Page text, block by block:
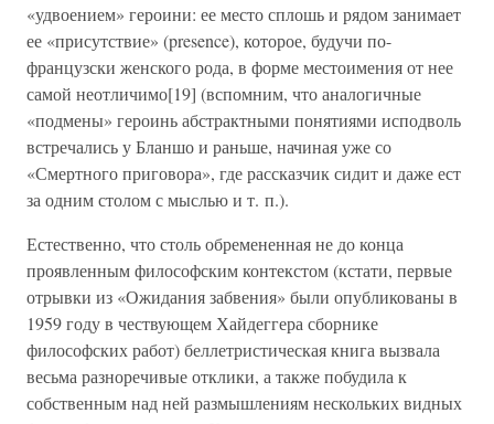
«удвоением» героини: ее место сплошь и рядом занимает
ее «присутствие» (presence), которое, будучи по-
французски женского рода, в форме местоимения от нее
самой неотличимо[19] (вспомним, что аналогичные
«подмены» героинь абстрактными понятиями исподволь
встречались у Бланшо и раньше, начиная уже со
«Смертного приговора», где рассказчик сидит и даже ест
за одним столом с мыслью и т. п.).
Естественно, что столь обремененная не до конца
проявленным философским контекстом (кстати, первые
отрывки из «Ожидания забвения» были опубликованы в
1959 году в чествующем Хайдеггера сборнике
философских работ) беллетристическая книга вызвала
весьма разноречивые отклики, а также побудила к
собственным над ней размышлениям нескольких видных